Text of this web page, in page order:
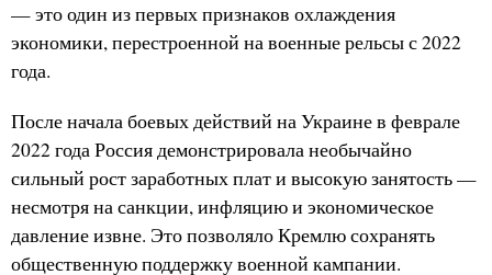
— это один из первых признаков охлаждения
экономики, перестроенной на военные рельсы с 2022
года.
После начала боевых действий на Украине в феврале
2022 года Россия демонстрировала необычайно
сильный рост заработных плат и высокую занятость —
несмотря на санкции, инфляцию и экономическое
давление извне. Это позволяло Кремлю сохранять
общественную поддержку военной кампании.